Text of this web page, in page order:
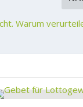
Warum